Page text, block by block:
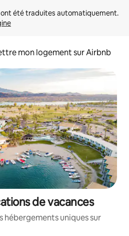
mon logement sur Airbnb
de vacances
hébergements uniques sur